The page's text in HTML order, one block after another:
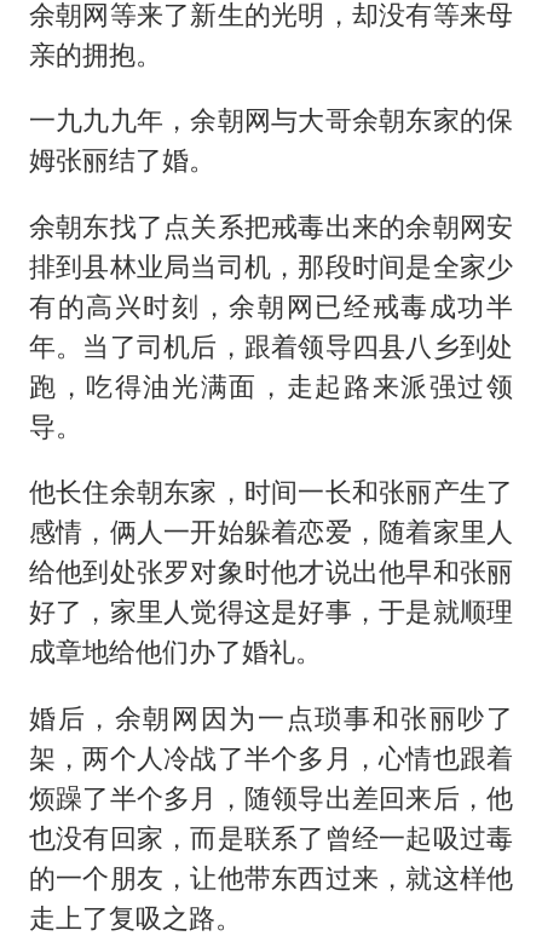
余朝网等来了新生的光明，却没有等来母
亲的拥抱。
一九九九年，余朝网与大哥余朝东家的保
姆张丽结了婚。
余朝东找了点关系把戒毒出来的余朝网安
排到县林业局当司机，那段时间是全家少
有的高兴时刻，余朝网已经戒毒成功半
年。当了司机后，跟着领导四县八乡到处
跑，吃得油光满面，走起路来派强过领
导。
他长住余朝东家，时间一长和张丽产生了
感情，俩人一开始躲着恋爱，随着家里人
给他到处张罗对象时他才说出他早和张丽
好了，家里人觉得这是好事，于是就顺理
成章地给他们办了婚礼。
婚后，余朝网因为一点琐事和张丽吵了
架，两个人冷战了半个多月，心情也跟着
烦躁了半个多月，随领导出差回来后，他
也没有回家，而是联系了曾经一起吸过毒
的一个朋友，让他带东西过来，就这样他
走上了复吸之路。